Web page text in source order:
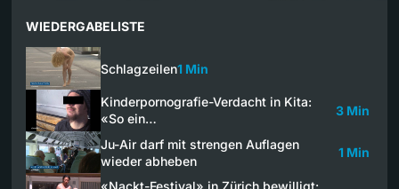
WIEDERGABELISTE
Schlagzeilen1 Min
Kinderpornografie-Verdacht in Kita:
«So ein…
3 Min
Ju-Air darf mit strengen Auflagen
wieder abheben
1 Min
«Nackt-Festival» in Zürich bewilligt: